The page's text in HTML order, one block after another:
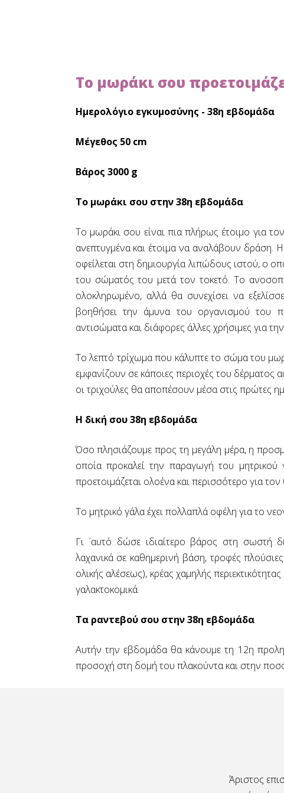
Το μωράκι σου
Ημερολόγιο εγκυμοσύνης - 38η εβδομάδα
Μέγεθος 50 cm
Βάρος 3000 g
Το μωράκι σου στην 38η εβδομάδα
Το μωράκι σου είναι πια πλήρως έτοιμο για
ανεπτυγμένα και έτοιμα να αναλάβουν
οφείλεται στη δημιουργία λιπώδους ιστού, ο
του σώματός του μετά τον τοκετό. Το
ολοκληρωμένο, αλλά θα συνεχίσει να
βοηθήσει την άμυνα του οργανισμού του
αντισώματα και διάφορες άλλες χρήσιμες για
Το λεπτό τρίχωμα που κάλυπτε το σώμα του
εμφανίζουν σε κάποιες περιοχές του δέρματος
οι τριχούλες θα αποπέσουν μέσα στις πρώτες
Η δική σου 38η εβδομάδα
Όσο πλησιάζουμε προς τη μεγάλη μέρα, η
οποία προκαλεί την παραγωγή του
προετοιμάζεται ολοένα και περισσότερο για
Το μητρικό γάλα έχει πολλαπλά οφέλη για το
Γι ´αυτό δώσε ιδιαίτερο βάρος στη σωστή
λαχανικά σε καθημερινή βάση, τροφές
ολικής αλέσεως), κρέας χαμηλής
γαλακτοκομικά.
Τα ραντεβού σου στην 38η εβδομάδα
Αυτήν την εβδομάδα θα κάνουμε τη 12η
προσοχή στη δομή του πλακούντα και στην
Άριστος